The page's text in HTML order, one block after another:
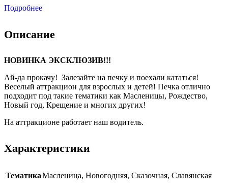
Подробнее
Описание
НОВИНКА ЭКСКЛЮЗИВ!!!
Ай-да прокачу! Залезайте на печку и поехали кататься!
Веселый аттракцион для взрослых и детей! Печка отлично
подходит под такие тематики как Масленицы, Рождество,
Новый год, Крещение и многих других!
На аттракционе работает наш водитель.
Характеристики
ТематикаМасленица, Новогодняя, Сказочная, Славянская